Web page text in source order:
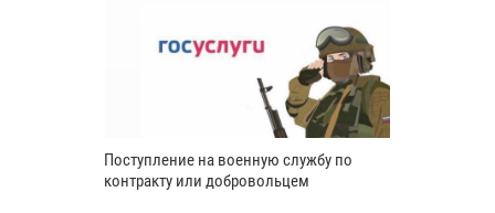
Поступление на военную службу по
контракту или добровольцем